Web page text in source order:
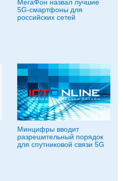
МегаФон назвал лучшие
5G-смартфоны для
российских сетей
Минцифры вводит
разрешительный порядок
для спутниковой связи 5G